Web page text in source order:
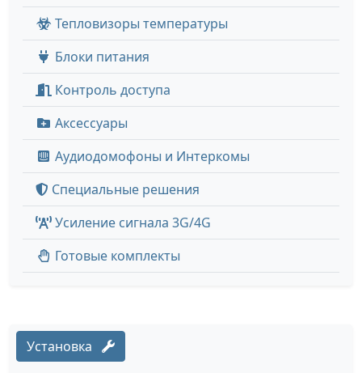
Тепловизоры температуры
Блоки питания
Контроль доступа
Аксессуары
Аудиодомофоны и Интеркомы
Специальные решения
Усиление сигнала 3G/4G
Готовые комплекты
Установка